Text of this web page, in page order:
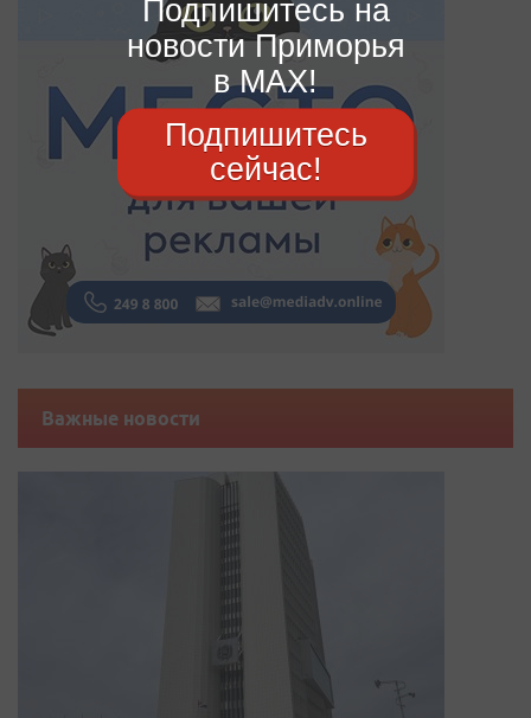
Важные новости
Подпишитесь на
новости Приморья
в MAX!
Подпишитесь
сейчас!